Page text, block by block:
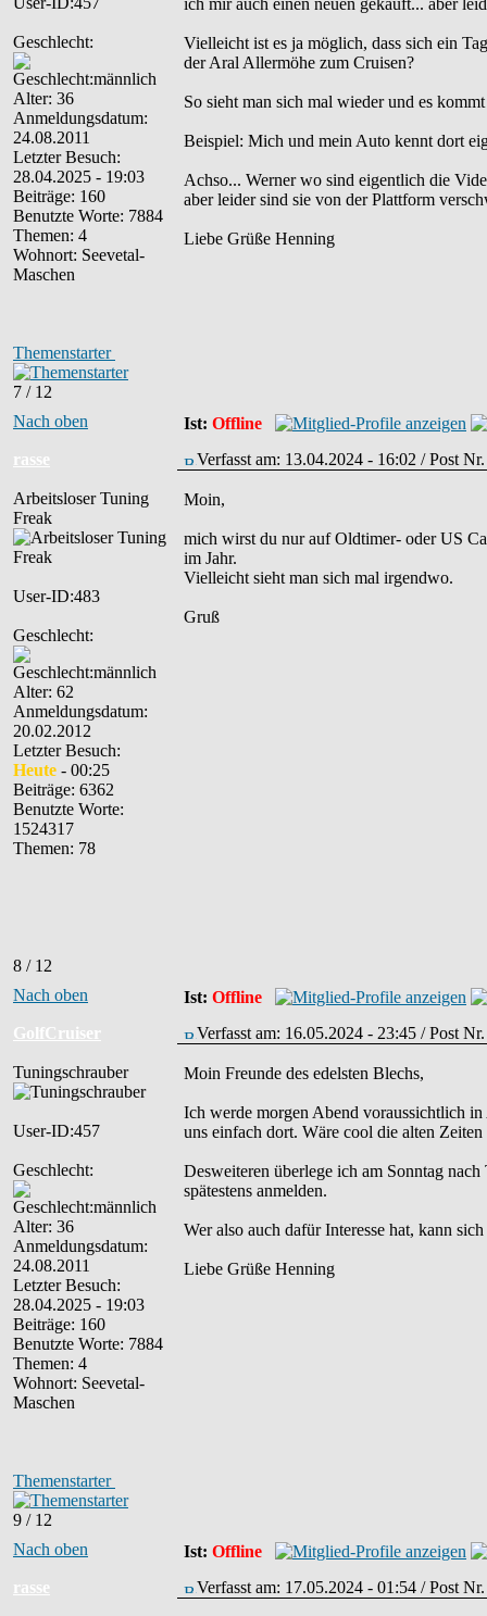
Geschlecht:
Alter: 36
Anmeldungsdatum:
24.08.2011
Letzter Besuch:
28.04.2025 - 19:03
Beiträge: 160
Benutzte Worte: 7884
Themen: 4
Wohnort: Seevetal-
Maschen
Themenstarter
7 / 12
ich mir auch einen neuen gekauft... aber
Vielleicht ist es ja möglich, dass sich ein
der Aral Allermöhe zum Cruisen?
So sieht man sich mal wieder und es
Beispiel: Mich und mein Auto kennt dort
Achso... Werner wo sind eigentlich die
aber leider sind sie von der Plattform
Liebe Grüße Henning
Nach oben Ist: Offline
rasse
Arbeitsloser Tuning
Freak
User-ID:483
Geschlecht:
Alter: 62
Anmeldungsdatum:
20.02.2012
Letzter Besuch:
Heute - 00:25
Beiträge: 6362
Benutzte Worte:
1524317
Themen: 78
8 / 12
Verfasst am: 13.04.2024 - 16:02 / Post
Moin,
mich wirst du nur auf Oldtimer- oder US
im Jahr.
Vielleicht sieht man sich mal irgendwo.
Gruß
Nach oben Ist: Offline
GolfCruiser
Tuningschrauber
User-ID:457
Geschlecht:
Alter: 36
Anmeldungsdatum:
24.08.2011
Letzter Besuch:
28.04.2025 - 19:03
Beiträge: 160
Benutzte Worte: 7884
Themen: 4
Wohnort: Seevetal-
Maschen
Themenstarter
9 / 12
Verfasst am: 16.05.2024 - 23:45 / Post
Moin Freunde des edelsten Blechs,
Ich werde morgen Abend voraussichtlich
uns einfach dort. Wäre cool die alten
Desweiteren überlege ich am Sonntag
spätestens anmelden.
Wer also auch dafür Interesse hat, kann
Liebe Grüße Henning
Nach oben Ist: Offline
rasse
Verfasst am: 17.05.2024 - 01:54 / Post